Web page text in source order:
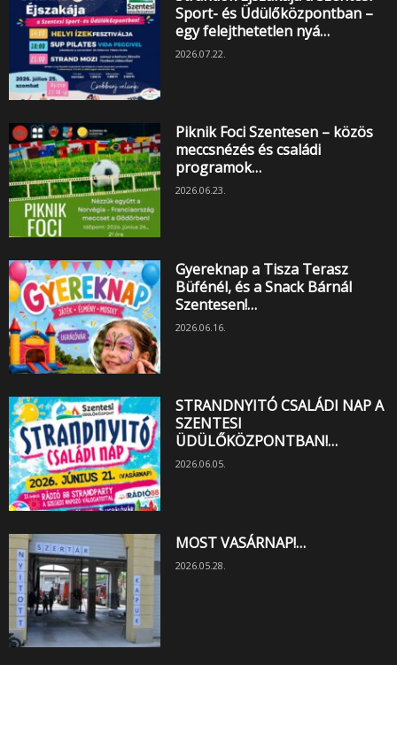
Sport- és Üdülőközpontban –
egy felejthetetlen nyá…
2026.07.22.
Piknik Foci Szentesen – közös
meccsnézés és családi
programok…
2026.06.23.
Gyereknap a Tisza Terasz
Büfénél, és a Snack Bárnál
Szentesen!…
2026.06.16.
STRANDNYITÓ CSALÁDI NAP A
SZENTESI
ÜDÜLŐKÖZPONTBAN!…
2026.06.05.
MOST VASÁRNAP!…
2026.05.28.